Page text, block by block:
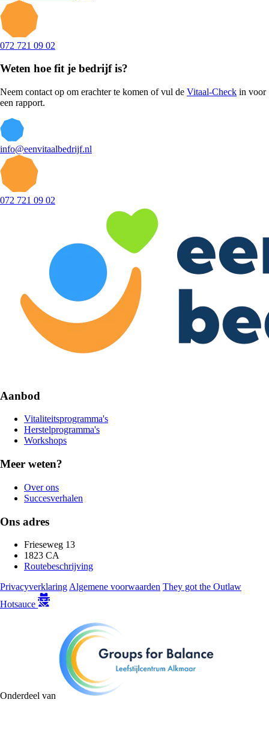
072 721 09 02
Weten hoe fit je bedrijf is?
Neem contact op om erachter te komen of vul de Vitaal-Check in voor
een rapport.
info@eenvitaalbedrijf.nl
072 721 09 02
Aanbod
Vitaliteitsprogramma's
Herstelprogramma's
Workshops
Meer weten?
Over ons
Succesverhalen
Ons adres
Frieseweg 13
1823 CA
Routebeschrijving
Privacyverklaring Algemene voorwaarden They got the Outlaw
Hotsauce
Onderdeel van